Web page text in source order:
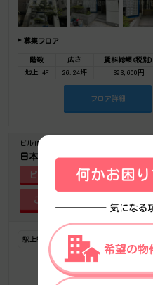
募集フロア
階数 広さ 賃料総額(税別)
地上 4F
26.24坪 393,600円
フロア詳細
ビルID-2278
日本橋ウッドフィールド
ビル詳細
駅上駅近